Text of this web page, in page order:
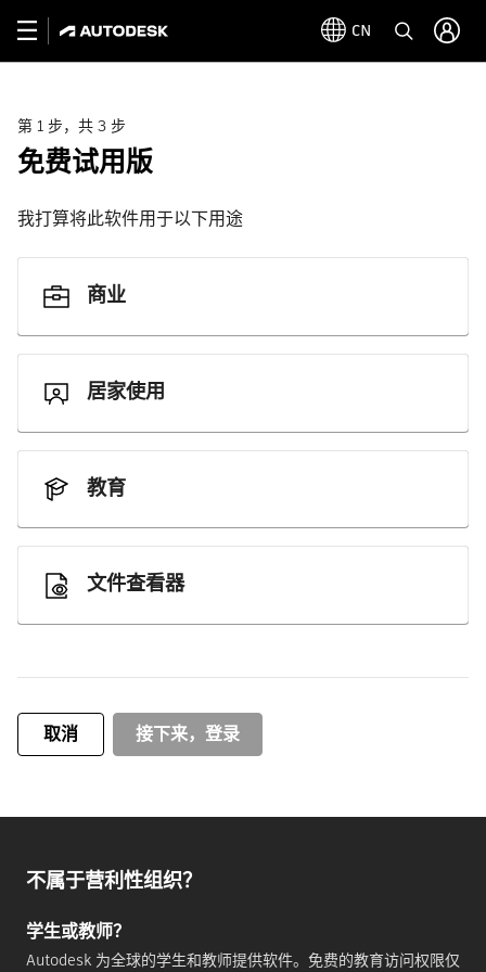
CN
第 1 步，共 3 步
免费试用版
我打算将此软件用于以下用途
商业
居家使用
教育
文件查看器
取消 接下来，登录
不属于营利性组织？
学生或教师？
Autodesk 为全球的学生和教师提供软件。免费的教育访问权限仅